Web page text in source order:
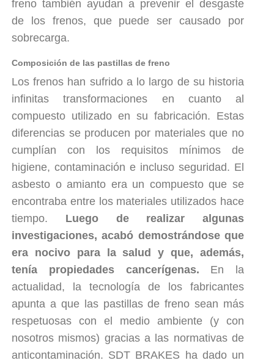
freno también ayudan a prevenir el desgaste
de los frenos, que puede ser causado por
sobrecarga.
Composición de las pastillas de freno
Los frenos han sufrido a lo largo de su historia
infinitas transformaciones en cuanto al
compuesto utilizado en su fabricación. Estas
diferencias se producen por materiales que no
cumplían con los requisitos mínimos de
higiene, contaminación e incluso seguridad. El
asbesto o amianto era un compuesto que se
encontraba entre los materiales utilizados hace
tiempo. Luego de realizar algunas
investigaciones, acabó demostrándose que
era nocivo para la salud y que, además,
tenía propiedades cancerígenas. En la
actualidad, la tecnología de los fabricantes
apunta a que las pastillas de freno sean más
respetuosas con el medio ambiente (y con
nosotros mismos) gracias a las normativas de
anticontaminación. SDT BRAKES ha dado un